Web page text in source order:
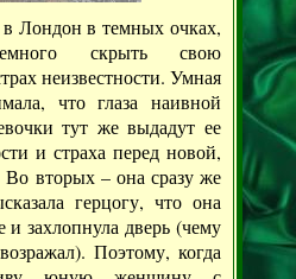
Лондон в темных очках,
скрыть свою
неизвестности. Умная
что глаза наивной
тут же выдадут ее
и страха перед новой,
вторых – она сразу же
герцогу, что она
и захлопнула дверь (чему
Поэтому, когда